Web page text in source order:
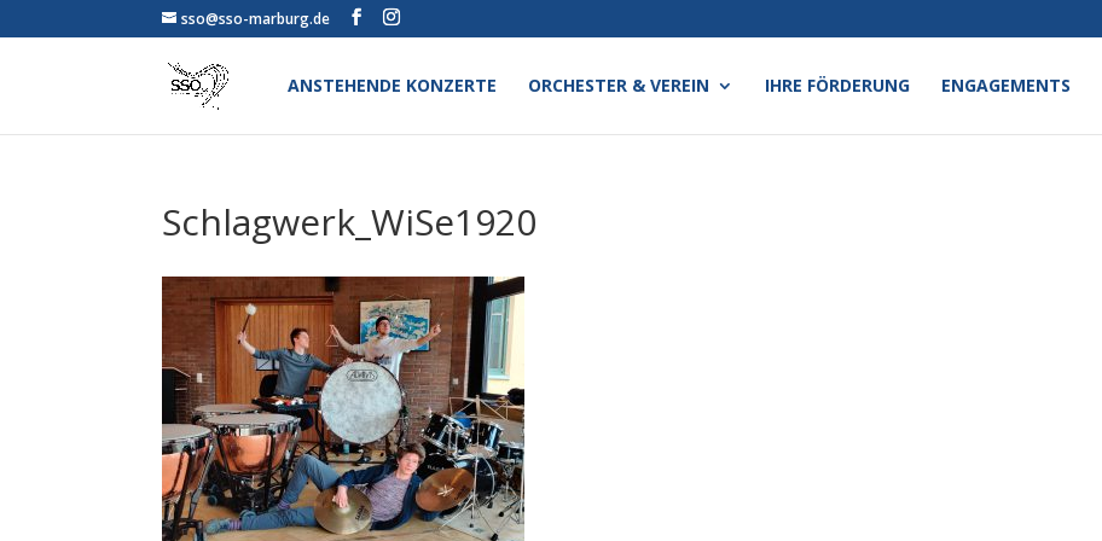
sso@sso-marburg.de
ANSTEHENDE KONZERTE ORCHESTER & VEREIN IHRE FÖRDERUNG ENGAGEMENTS
Schlagwerk_WiSe1920